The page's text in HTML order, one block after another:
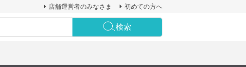
店舗運営者のみなさま 初めての方へ
検索